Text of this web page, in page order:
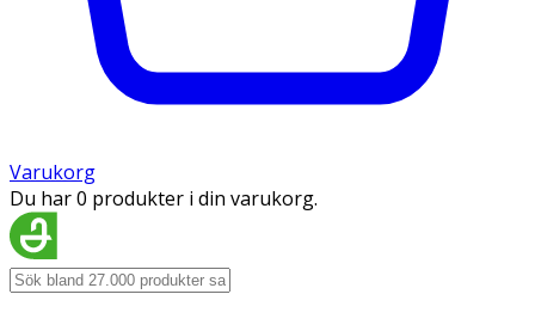
Varukorg
Du har 0 produkter i din varukorg.